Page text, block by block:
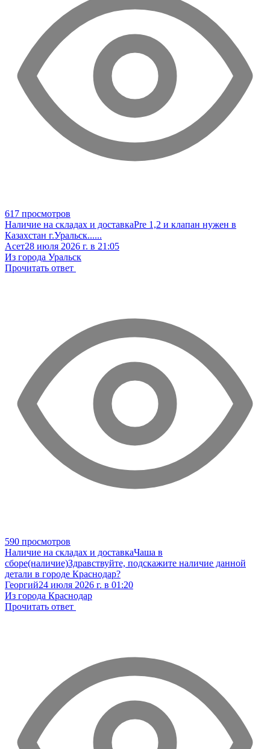
617 просмотров
Наличие на складах и доставкаPre 1,2 и клапан нужен в
Казахстан г.Уральск......
Асет28 июля 2026 г. в 21:05
Из города Уральск
Прочитать ответ
590 просмотров
Наличие на складах и доставкаЧаша в
сборе(наличие)Здравствуйте, подскажите наличие данной
детали в городе Краснодар?
Георгий24 июля 2026 г. в 01:20
Из города Краснодар
Прочитать ответ